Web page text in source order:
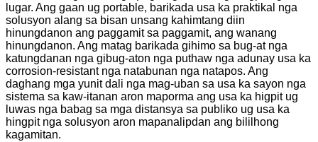
lugar. Ang gaan ug portable, barikada usa ka praktikal nga
solusyon alang sa bisan unsang kahimtang diin
hinungdanon ang paggamit sa paggamit, ang wanang
hinungdanon. Ang matag barikada gihimo sa bug-at nga
katungdanan nga gibug-aton nga puthaw nga adunay usa ka
corrosion-resistant nga natabunan nga natapos. Ang
daghang mga yunit dali nga mag-uban sa usa ka sayon ​​nga
sistema sa kaw-itanan aron maporma ang usa ka higpit ug
luwas nga babag sa mga distansya sa publiko ug usa ka
hingpit nga solusyon aron mapanalipdan ang bililhong
kagamitan.